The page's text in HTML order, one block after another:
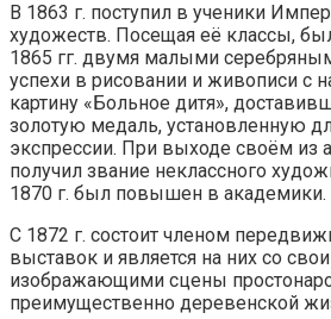
В 1863 г. поступил в ученики
художеств. Посещая её классы,
1865 гг. двумя малыми
успехи в рисовании и живописи с
картину «Больное дитя»,
золотую медаль, установленную
экспрессии. При выходе своём из
получил звание неклассного
1870 г. был повышен в академики.
С 1872 г. состоит членом
выставок и является на них со
изображающими сцены
преимущественно деревенской